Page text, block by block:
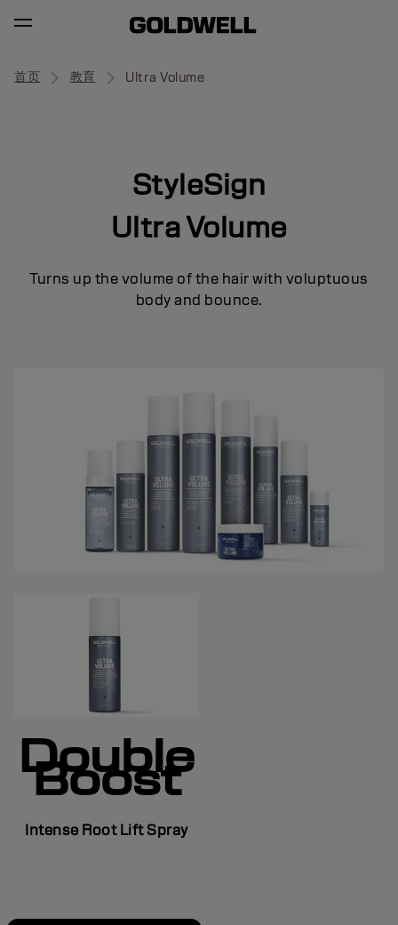
首页 教育 Ultra Volume
StyleSign
Ultra Volume
Turns up the volume of the hair with voluptuous
body and bounce.
Double
Boost
Intense Root Lift Spray